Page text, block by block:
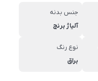
جنس بدنه
آلیاژ برنج
نوع رنگ
براق